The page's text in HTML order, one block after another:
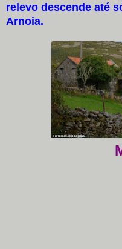
relevo descende até
Arnoia.